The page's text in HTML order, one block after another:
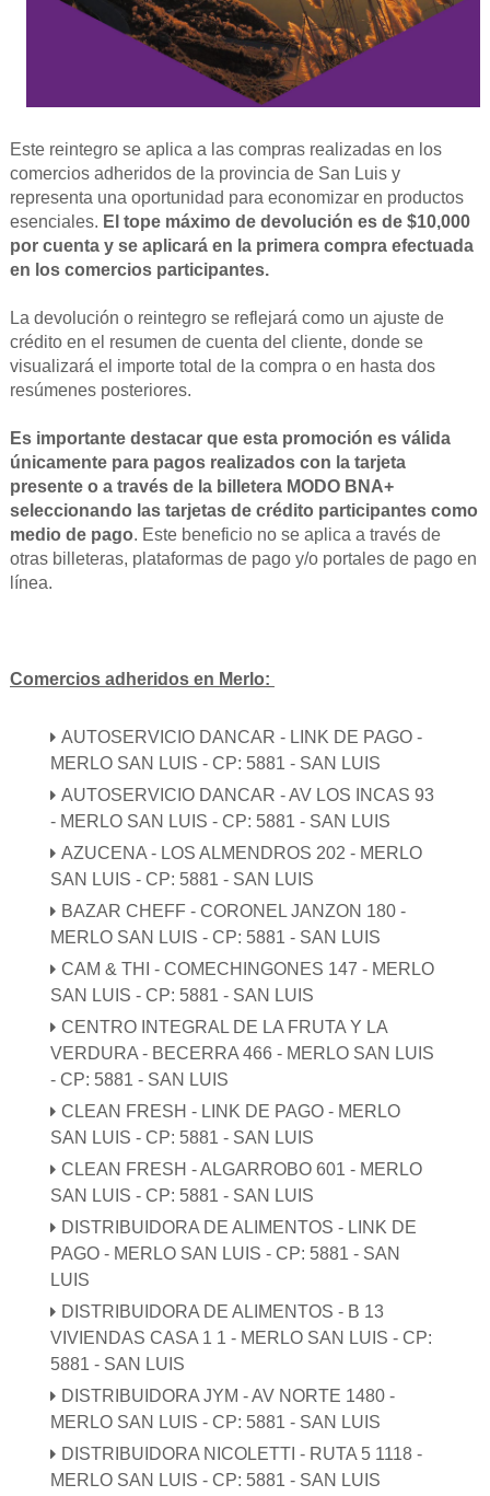
Este reintegro se aplica a las compras realizadas en los
comercios adheridos de la provincia de San Luis y
representa una oportunidad para economizar en productos
esenciales. El tope máximo de devolución es de $10,000
por cuenta y se aplicará en la primera compra efectuada
en los comercios participantes.
La devolución o reintegro se reflejará como un ajuste de
crédito en el resumen de cuenta del cliente, donde se
visualizará el importe total de la compra o en hasta dos
resúmenes posteriores.
Es importante destacar que esta promoción es válida
únicamente para pagos realizados con la tarjeta
presente o a través de la billetera MODO BNA+
seleccionando las tarjetas de crédito participantes como
medio de pago. Este beneficio no se aplica a través de
otras billeteras, plataformas de pago y/o portales de pago en
línea.
Comercios adheridos en Merlo:
AUTOSERVICIO DANCAR - LINK DE PAGO -
MERLO SAN LUIS - CP: 5881 - SAN LUIS
AUTOSERVICIO DANCAR - AV LOS INCAS 93
- MERLO SAN LUIS - CP: 5881 - SAN LUIS
AZUCENA - LOS ALMENDROS 202 - MERLO
SAN LUIS - CP: 5881 - SAN LUIS
BAZAR CHEFF - CORONEL JANZON 180 -
MERLO SAN LUIS - CP: 5881 - SAN LUIS
CAM & THI - COMECHINGONES 147 - MERLO
SAN LUIS - CP: 5881 - SAN LUIS
CENTRO INTEGRAL DE LA FRUTA Y LA
VERDURA - BECERRA 466 - MERLO SAN LUIS
- CP: 5881 - SAN LUIS
CLEAN FRESH - LINK DE PAGO - MERLO
SAN LUIS - CP: 5881 - SAN LUIS
CLEAN FRESH - ALGARROBO 601 - MERLO
SAN LUIS - CP: 5881 - SAN LUIS
DISTRIBUIDORA DE ALIMENTOS - LINK DE
PAGO - MERLO SAN LUIS - CP: 5881 - SAN
LUIS
DISTRIBUIDORA DE ALIMENTOS - B 13
VIVIENDAS CASA 1 1 - MERLO SAN LUIS - CP:
5881 - SAN LUIS
DISTRIBUIDORA JYM - AV NORTE 1480 -
MERLO SAN LUIS - CP: 5881 - SAN LUIS
DISTRIBUIDORA NICOLETTI - RUTA 5 1118 -
MERLO SAN LUIS - CP: 5881 - SAN LUIS